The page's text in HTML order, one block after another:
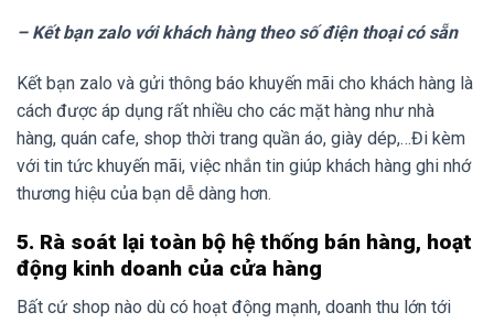
– Kết bạn zalo với khách hàng theo số điện thoại có sẵn
Kết bạn zalo và gửi thông báo khuyến mãi cho khách hàng là
cách được áp dụng rất nhiều cho các mặt hàng như nhà
hàng, quán cafe, shop thời trang quần áo, giày dép,…Đi kèm
với tin tức khuyến mãi, việc nhắn tin giúp khách hàng ghi nhớ
thương hiệu của bạn dễ dàng hơn.
5. Rà soát lại toàn bộ hệ thống bán hàng, hoạt
động kinh doanh của cửa hàng
Bất cứ shop nào dù có hoạt động mạnh, doanh thu lớn tới